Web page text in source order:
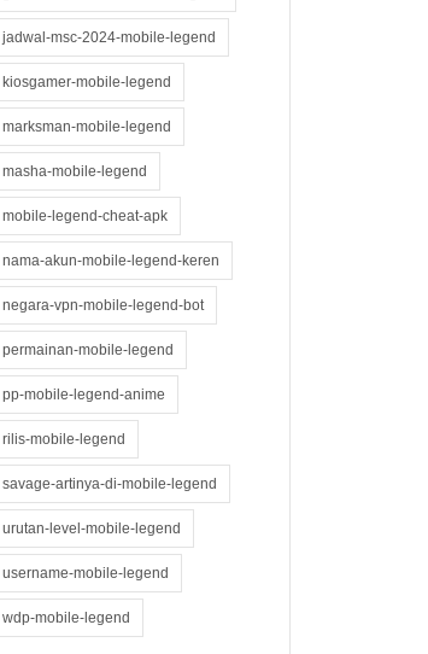
jadwal-msc-2024-mobile-legend
kiosgamer-mobile-legend
marksman-mobile-legend
masha-mobile-legend
mobile-legend-cheat-apk
nama-akun-mobile-legend-keren
negara-vpn-mobile-legend-bot
permainan-mobile-legend
pp-mobile-legend-anime
rilis-mobile-legend
savage-artinya-di-mobile-legend
urutan-level-mobile-legend
username-mobile-legend
wdp-mobile-legend